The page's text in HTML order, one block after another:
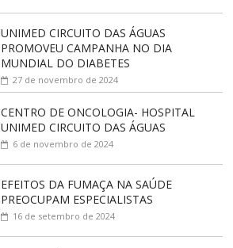
UNIMED CIRCUITO DAS ÁGUAS
PROMOVEU CAMPANHA NO DIA
MUNDIAL DO DIABETES
27 de novembro de 2024
CENTRO DE ONCOLOGIA- HOSPITAL
UNIMED CIRCUITO DAS ÁGUAS
6 de novembro de 2024
EFEITOS DA FUMAÇA NA SAÚDE
PREOCUPAM ESPECIALISTAS
16 de setembro de 2024